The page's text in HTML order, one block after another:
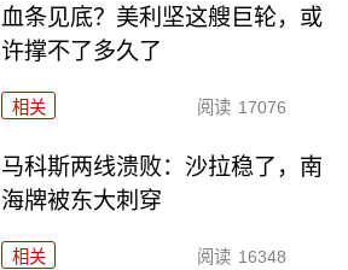
血条见底？美利坚这艘巨轮，或
许撑不了多久了
相关 阅读 17076
马科斯两线溃败：沙拉稳了，南
海牌被东大刺穿
相关 阅读 16348